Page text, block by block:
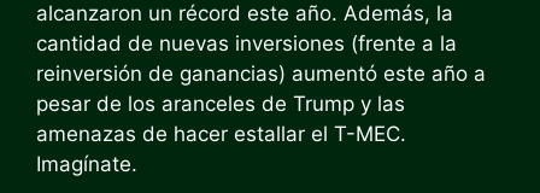
alcanzaron un récord este año. Además, la
cantidad de nuevas inversiones (frente a la
reinversión de ganancias) aumentó este año a
pesar de los aranceles de Trump y las
amenazas de hacer estallar el T-MEC.
Imagínate.